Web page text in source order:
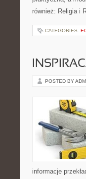
również: Religia i
CATEGORIES:
POSTED BY
informacje